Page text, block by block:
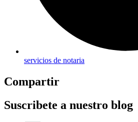
servicios de notaria
Compartir
Suscribete a nuestro blog